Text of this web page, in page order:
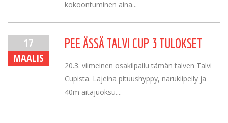
kokoontuminen aina...
17
MAALIS
PEE ÄSSÄ TALVI CUP 3 TULOKSET
20.3. viimeinen osakilpailu tämän talven Talvi
Cupista. Lajeina pituushyppy, narukiipeily ja
40m aitajuoksu....